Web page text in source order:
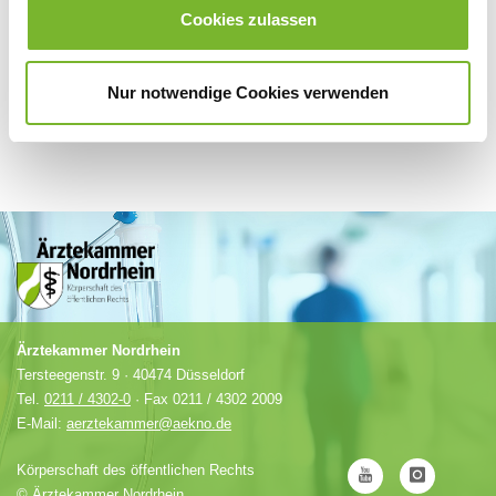
Cookies zulassen
Nur notwendige Cookies verwenden
Ärztekammer Nordrhein
Tersteegenstr. 9 · 40474 Düsseldorf
Tel. 0211 / 4302-0 · Fax 0211 / 4302 2009
E-Mail: aerztekammer@aekno.de
Körperschaft des öffentlichen Rechts